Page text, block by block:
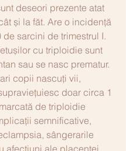
deseori prezente atat
și la făt. Are o incidență
de sarcini de trimestrul I.
cu triploidie sunt
sau se nasc prematur.
copii nascuți vii,
doar circa 1
de triploidie
semnificative,
sângerarile
afecțiuni ale placentei.